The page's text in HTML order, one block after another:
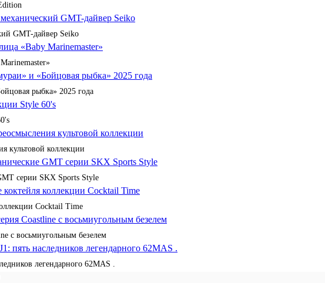
GMT-дайвер Seiko
рыбка» 2025 года
культовой коллекции
серии SKX Sports Style
Cocktail Time
с восьмиугольным безелем
легендарного 62MAS .